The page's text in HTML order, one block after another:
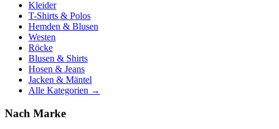
Kleider
T-Shirts & Polos
Hemden & Blusen
Westen
Röcke
Blusen & Shirts
Hosen & Jeans
Jacken & Mäntel
Alle Kategorien →
Nach Marke